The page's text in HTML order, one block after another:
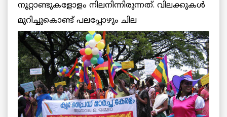
നൂറ്റാണ്ടുകളോളം നിലനിന്നിരുന്നത്. വിലക്കുകള്‍
മുറിച്ചുകൊണ്ട് പലപ്പോഴും ചില